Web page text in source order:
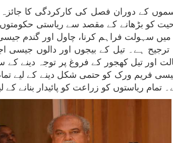
کے دوران فصل کی کارکردگی کا
صلاحیت کو بڑھانے کے مقصد سے ریاستی
میں سہولت فراہم کرنا، چاول اور
ہے۔ تیل کے بیجوں اور دالوں جیسی
اور تیل کھجور کے فروغ پر توجہ دینے
فریم ورک کو حتمی شکل دینے کے لیے
ریاستوں کو زراعت کو پائیدار بنانے کے